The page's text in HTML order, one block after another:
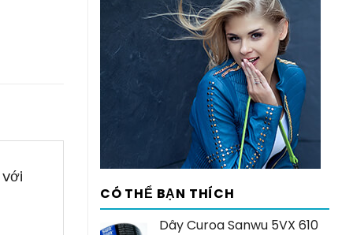
CÓ THỂ BẠN THÍCH
Dây Curoa Sanwu 5VX 610